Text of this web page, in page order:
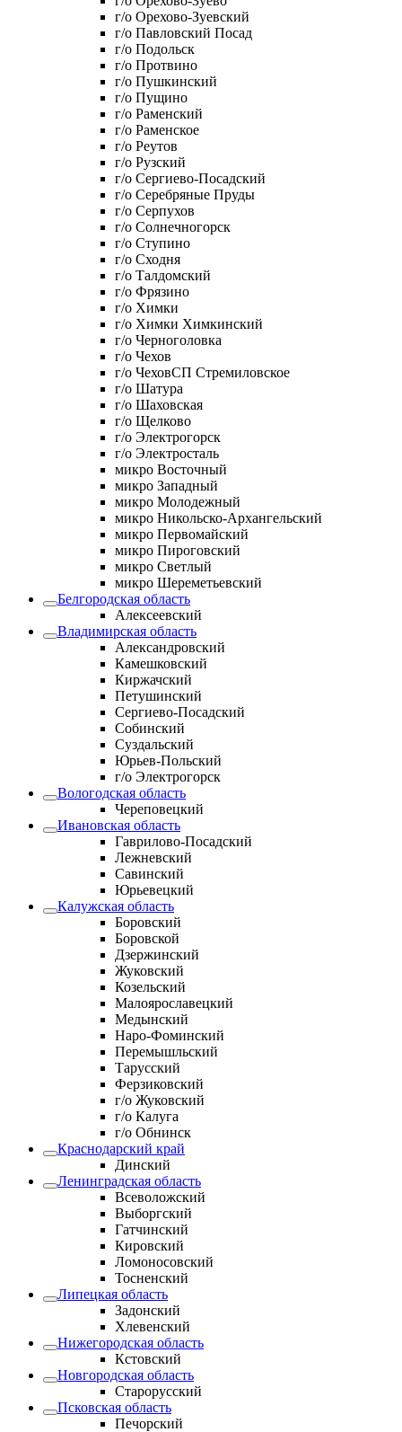
г/о Орехово-Зуевский
г/о Павловский Посад
г/о Подольск
г/о Протвино
г/о Пушкинский
г/о Пущино
г/о Раменский
г/о Раменское
г/о Реутов
г/о Рузский
г/о Сергиево-Посадский
г/о Серебряные Пруды
г/о Серпухов
г/о Солнечногорск
г/о Ступино
г/о Сходня
г/о Талдомский
г/о Фрязино
г/о Химки
г/о Химки Химкинский
г/о Черноголовка
г/о Чехов
г/о ЧеховСП Стремиловское
г/о Шатура
г/о Шаховская
г/о Щелково
г/о Электрогорск
г/о Электросталь
микро Восточный
микро Западный
микро Молодежный
микро Никольско-Архангельский
микро Первомайский
микро Пироговский
микро Светлый
микро Шереметьевский
Белгородская область
Алексеевский
Владимирская область
Александровский
Камешковский
Киржачский
Петушинский
Сергиево-Посадский
Собинский
Суздальский
Юрьев-Польский
г/о Электрогорск
Вологодская область
Череповецкий
Ивановская область
Гаврилово-Посадский
Лежневский
Савинский
Юрьевецкий
Калужская область
Боровский
Боровской
Дзержинский
Жуковский
Козельский
Малоярославецкий
Медынский
Наро-Фоминский
Перемышльский
Тарусский
Ферзиковский
г/о Жуковский
г/о Калуга
г/о Обнинск
Краснодарский край
Динский
Ленинградская область
Всеволожский
Выборгский
Гатчинский
Кировский
Ломоносовский
Тосненский
Липецкая область
Задонский
Хлевенский
Нижегородская область
Кстовский
Новгородская область
Старорусский
Псковская область
Печорский